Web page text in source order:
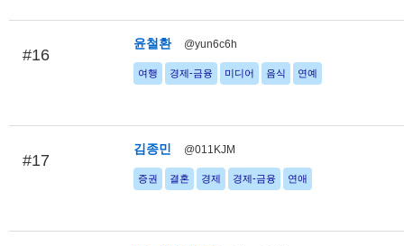
#16
윤철환 @yun6c6h
여행 경제-금융 미디어 음식 연예
#17
김종민 @011KJM
증권 결혼 경제 경제-금융 연애